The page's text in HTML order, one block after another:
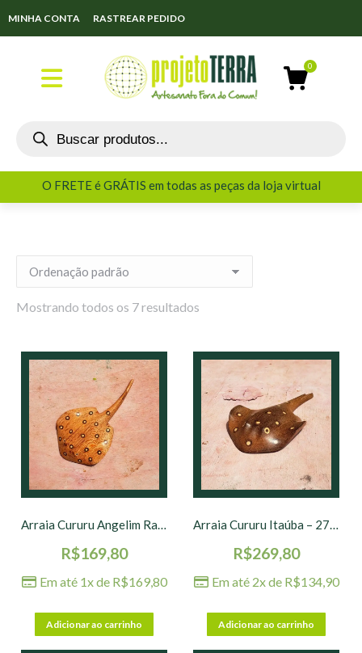
MINHA CONTA RASTREAR PEDIDO
O FRETE é GRÁTIS em todas as peças da loja virtual
O FRETE é GRÁTIS em todas as peças da loja virtual
Mostrando todos os 7 resultados
Arraia Cururu Angelim Rajado – 19 x 11 cm
R$169,80
Em até 1x de R$169,80
Adicionar ao carrinho
Arraia Cururu Itaúba – 27 x 15 cm
R$269,80
Em até 2x de R$134,90
Adicionar ao carrinho